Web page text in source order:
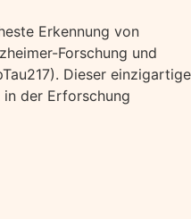
Erkennung von
Forschung und
Dieser einzigartige
der Erforschung